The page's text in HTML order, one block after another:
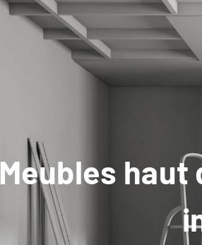
Meubles haut